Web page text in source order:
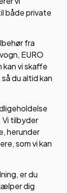
både private
fra
EURO
kan vi skaffe
du altid kan
Vi tilbyder
herunder
som vi kan
er du
dig